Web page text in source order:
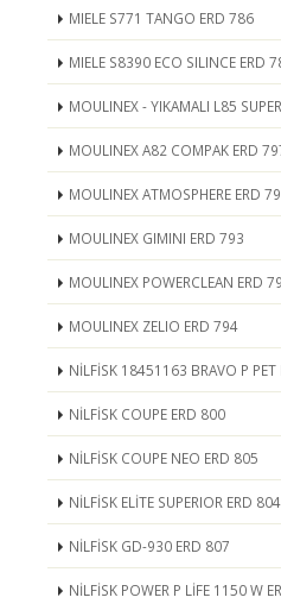
MIELE S771 TANGO ERD 786
MIELE S8390 ECO SILINCE ERD
MOULINEX - YIKAMALI L85
MOULINEX A82 COMPAK ERD
MOULINEX ATMOSPHERE ERD
MOULINEX GIMINI ERD 793
MOULINEX POWERCLEAN ERD
MOULINEX ZELIO ERD 794
NİLFİSK 18451163 BRAVO P
NİLFİSK COUPE ERD 800
NİLFİSK COUPE NEO ERD 805
NİLFİSK ELİTE SUPERIOR ERD 804
NİLFİSK GD-930 ERD 807
NİLFİSK POWER P LİFE 1150 W